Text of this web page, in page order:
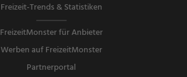
Freizeit-Trends & Statistiken
FreizeitMonster für Anbieter
Werben auf FreizeitMonster
Partnerportal